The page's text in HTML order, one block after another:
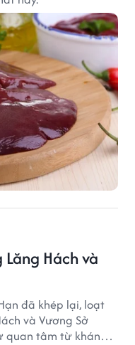
Hách và
đã khép lại, loạt
và Vương Sở
quan tâm từ khán